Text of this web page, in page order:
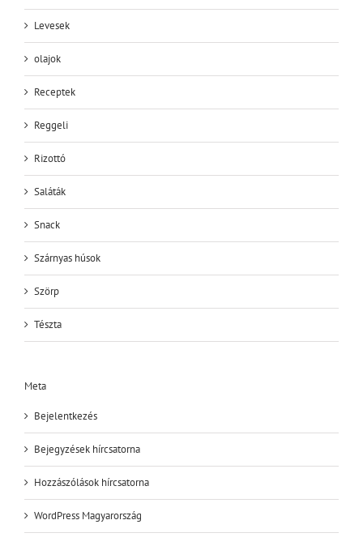
Levesek
olajok
Receptek
Reggeli
Rizottó
Saláták
Snack
Szárnyas húsok
Szörp
Tészta
Meta
Bejelentkezés
Bejegyzések hírcsatorna
Hozzászólások hírcsatorna
WordPress Magyarország